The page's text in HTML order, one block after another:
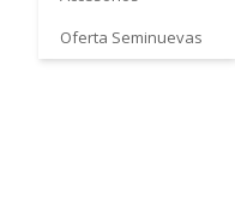
Oferta Seminuevas